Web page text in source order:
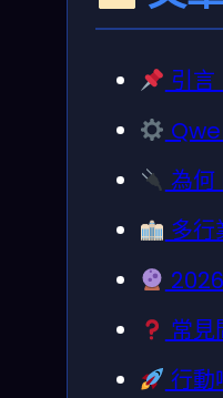
引
為何
多行
常見
行動